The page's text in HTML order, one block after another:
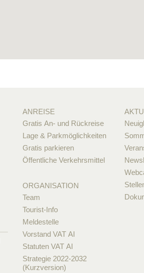
ANREISE
Gratis An- und Rückreise
Lage & Parkmöglichkeiten
Gratis parkieren
Öffentliche Verkehrsmittel
ORGANISATION
Team
Tourist-Info
Meldestelle
Vorstand VAT AI
Statuten VAT AI
Strategie 2022-2032
(Kurzversion)